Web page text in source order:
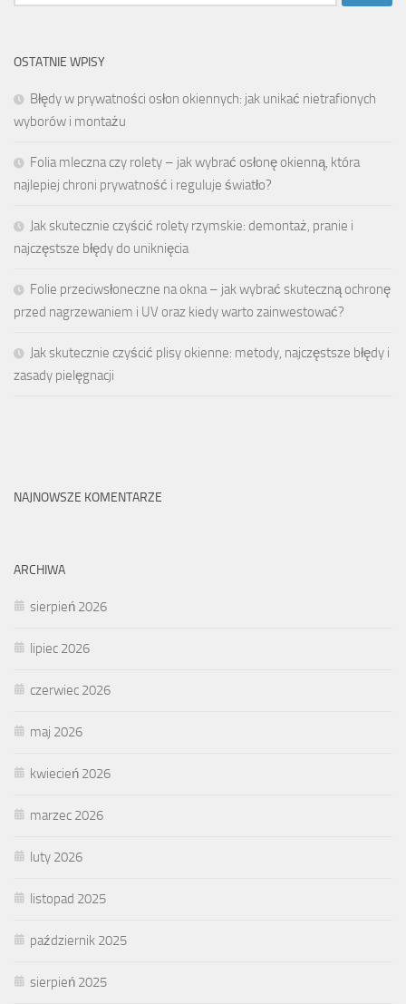
OSTATNIE WPISY
Błędy w prywatności osłon okiennych: jak unikać nietrafionych
wyborów i montażu
Folia mleczna czy rolety – jak wybrać osłonę okienną, która
najlepiej chroni prywatność i reguluje światło?
Jak skutecznie czyścić rolety rzymskie: demontaż, pranie i
najczęstsze błędy do uniknięcia
Folie przeciwsłoneczne na okna – jak wybrać skuteczną ochronę
przed nagrzewaniem i UV oraz kiedy warto zainwestować?
Jak skutecznie czyścić plisy okienne: metody, najczęstsze błędy i
zasady pielęgnacji
NAJNOWSZE KOMENTARZE
ARCHIWA
sierpień 2026
lipiec 2026
czerwiec 2026
maj 2026
kwiecień 2026
marzec 2026
luty 2026
listopad 2025
październik 2025
sierpień 2025